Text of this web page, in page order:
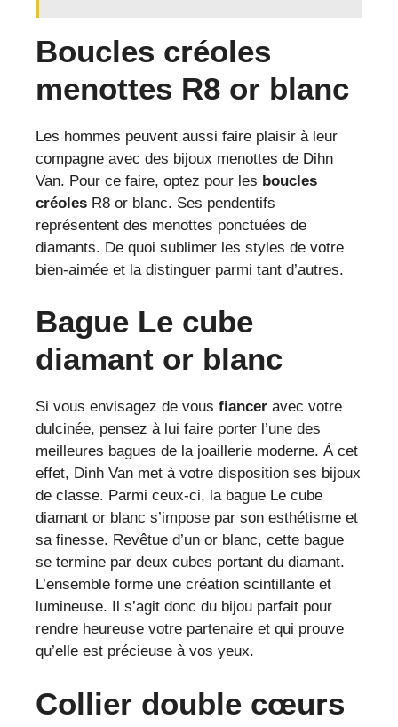
Boucles créoles
menottes R8 or blanc
Les hommes peuvent aussi faire plaisir à leur
compagne avec des bijoux menottes de Dihn
Van. Pour ce faire, optez pour les boucles
créoles R8 or blanc. Ses pendentifs
représentent des menottes ponctuées de
diamants. De quoi sublimer les styles de votre
bien-aimée et la distinguer parmi tant d’autres.
Bague Le cube
diamant or blanc
Si vous envisagez de vous fiancer avec votre
dulcinée, pensez à lui faire porter l’une des
meilleures bagues de la joaillerie moderne. À cet
effet, Dinh Van met à votre disposition ses bijoux
de classe. Parmi ceux-ci, la bague Le cube
diamant or blanc s’impose par son esthétisme et
sa finesse. Revêtue d’un or blanc, cette bague
se termine par deux cubes portant du diamant.
L’ensemble forme une création scintillante et
lumineuse. Il s’agit donc du bijou parfait pour
rendre heureuse votre partenaire et qui prouve
qu’elle est précieuse à vos yeux.
Collier double cœurs